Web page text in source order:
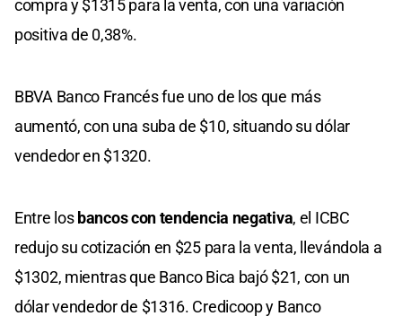
compra y $1315 para la venta, con una variación
positiva de 0,38%.
BBVA Banco Francés fue uno de los que más
aumentó, con una suba de $10, situando su dólar
vendedor en $1320.
Entre losbancos con tendencia negativa, el ICBC
redujo su cotización en $25 para la venta, llevándola a
$1302, mientras que Banco Bica bajó $21, con un
dólar vendedor de $1316. Credicoop y Banco